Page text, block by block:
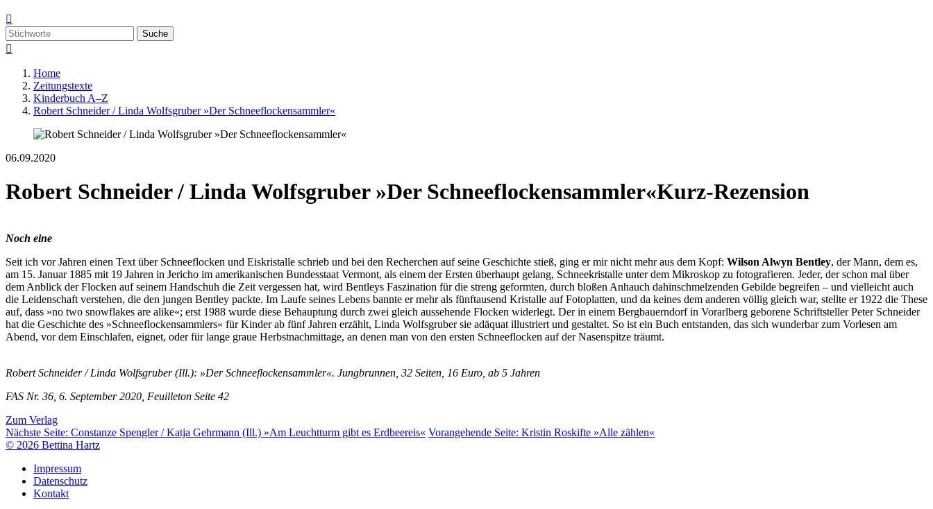

Suche

Home
Zeitungstexte
Kinderbuch A–Z
Robert Schneider / Linda Wolfsgruber »Der Schneeflockensammler«
06.09.2020
Robert Schneider / Linda Wolfsgruber »Der Schneeflockensammler«Kurz-Rezension
Noch eine
Seit ich vor Jahren einen Text über Schneeflocken und Eiskristalle schrieb und bei den Recherchen auf seine Geschichte stieß, ging er mir nicht mehr aus dem Kopf: Wilson Alwyn Bentley, der Mann, dem es,
am 15. Januar 1885 mit 19 Jahren in Jericho im amerikanischen Bundesstaat Vermont, als einem der Ersten überhaupt gelang, Schneekristalle unter dem Mikroskop zu fotografieren. Jeder, der schon mal über
dem Anblick der Flocken auf seinem Handschuh die Zeit vergessen hat, wird Bentleys Faszination für die streng geformten, durch bloßen Anhauch dahinschmelzenden Gebilde begreifen – und vielleicht auch
die Leidenschaft verstehen, die den jungen Bentley packte. Im Laufe seines Lebens bannte er mehr als fünftausend Kristalle auf Fotoplatten, und da keines dem anderen völlig gleich war, stellte er 1922 die These
auf, dass »no two snowflakes are alike«; erst 1988 wurde diese Behauptung durch zwei gleich aussehende Flocken widerlegt. Der in einem Bergbauerndorf in Vorarlberg geborene Schriftsteller Peter Schneider
hat die Geschichte des »Schneeflockensammlers« für Kinder ab fünf Jahren erzählt, Linda Wolfsgruber sie adäquat illustriert und gestaltet. So ist ein Buch entstanden, das sich wunderbar zum Vorlesen am
Abend, vor dem Einschlafen, eignet, oder für lange graue Herbstnachmittage, an denen man von den ersten Schneeflocken auf der Nasenspitze träumt.
Robert Schneider / Linda Wolfsgruber (Ill.): »Der Schneeflockensammler«. Jungbrunnen, 32 Seiten, 16 Euro, ab 5 Jahren
FAS Nr. 36, 6. September 2020, Feuilleton Seite 42
Zum Verlag
Nächste Seite: Constanze Spengler / Katja Gehrmann (Ill.) »Am Leuchtturm gibt es Erdbeereis« Vorangehende Seite: Kristin Roskifte »Alle zählen«
© 2026 Bettina Hartz
Impressum
Datenschutz
Kontakt